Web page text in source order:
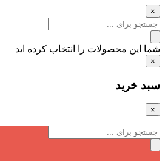
×
شما این محصولات را انتخاب کرده اید
×
سبد خرید
×